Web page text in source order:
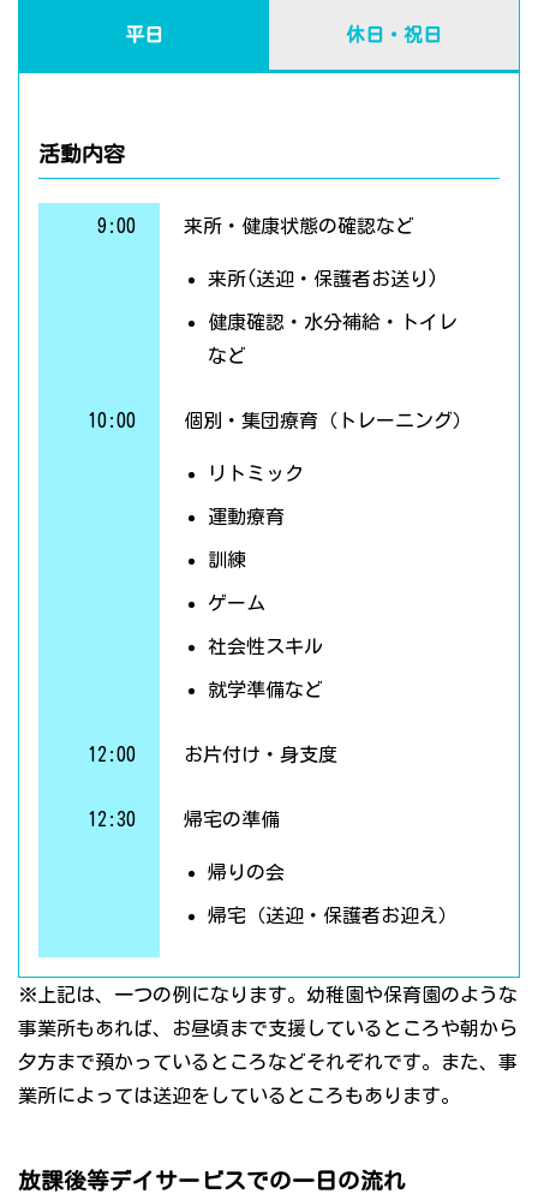
平日 休日・祝日
活動内容
9:00 来所・健康状態の確認など
来所(送迎・保護者お送り)
健康確認・水分補給・トイレ
など
10:00 個別・集団療育（トレーニング）
リトミック
運動療育
訓練
ゲーム
社会性スキル
就学準備など
12:00 お片付け・身支度
12:30 帰宅の準備
帰りの会
帰宅（送迎・保護者お迎え）
※上記は、一つの例になります。幼稚園や保育園のような
事業所もあれば、お昼頃まで支援しているところや朝から
夕方まで預かっているところなどそれぞれです。また、事
業所によっては送迎をしているところもあります。
放課後等デイサービスでの一日の流れ